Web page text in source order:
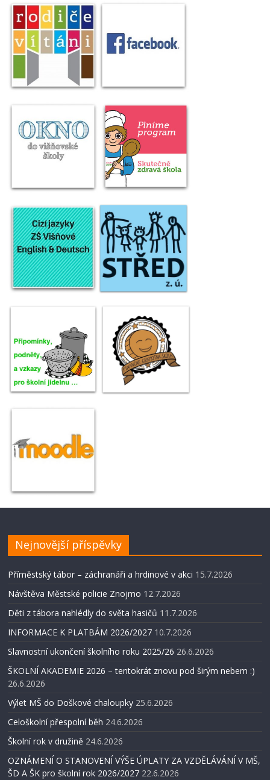
Nejnovější příspěvky
Příměstský tábor – záchranáři a hrdinové v akci 15.7.2026
Návštěva Městské policie Znojmo 12.7.2026
Děti z tábora nahlédly do světa hasičů 11.7.2026
INFORMACE K PLATBÁM 2026/2027 10.7.2026
Slavnostní ukončení školního roku 2025/26 26.6.2026
ŠKOLNÍ AKADEMIE 2026 – tentokrát znovu pod širým nebem :)
26.6.2026
Výlet MŠ do Doškové chaloupky 25.6.2026
Celoškolní přespolní běh 24.6.2026
Školní rok v družině 24.6.2026
OZNÁMENÍ O STANOVENÍ VÝŠE ÚPLATY ZA VZDĚLÁVÁNÍ V MŠ,
ŠD A ŠK pro školní rok 2026/2027 22.6.2026